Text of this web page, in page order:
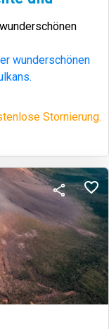
wunderschönen
Stornierung.